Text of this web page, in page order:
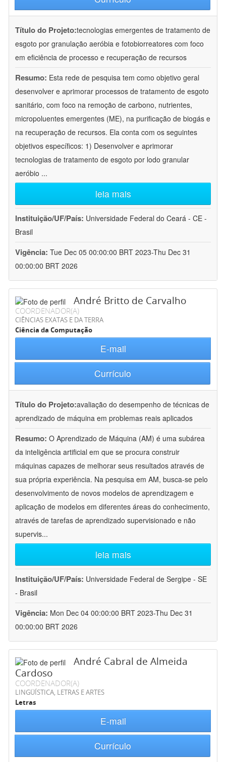
Título do Projeto:tecnologias emergentes de tratamento de
esgoto por granulação aeróbia e fotobiorreatores com foco
em eficiência de processo e recuperação de recursos
Resumo: Esta rede de pesquisa tem como objetivo geral
desenvolver e aprimorar processos de tratamento de esgoto
sanitário, com foco na remoção de carbono, nutrientes,
micropoluentes emergentes (ME), na purificação de biogás e
na recuperação de recursos. Ela conta com os seguintes
objetivos específicos: 1) Desenvolver e aprimorar
tecnologias de tratamento de esgoto por lodo granular
aeróbio ...
leia mais
Instituição/UF/País: Universidade Federal do Ceará - CE -
Brasil
Vigência: Tue Dec 05 00:00:00 BRT 2023-Thu Dec 31
00:00:00 BRT 2026
André Britto de Carvalho
COORDENADOR(A)
CIÊNCIAS EXATAS E DA TERRA
Ciência da Computação
E-mail
Currículo
Título do Projeto:avaliação do desempenho de técnicas de
aprendizado de máquina em problemas reais aplicados
Resumo: O Aprendizado de Máquina (AM) é uma subárea
da inteligência artificial em que se procura construir
máquinas capazes de melhorar seus resultados através de
sua própria experiência. Na pesquisa em AM, busca-se pelo
desenvolvimento de novos modelos de aprendizagem e
aplicação de modelos em diferentes áreas do conhecimento,
através de tarefas de aprendizado supervisionado e não
supervis...
leia mais
Instituição/UF/País: Universidade Federal de Sergipe - SE
- Brasil
Vigência: Mon Dec 04 00:00:00 BRT 2023-Thu Dec 31
00:00:00 BRT 2026
André Cabral de Almeida
Cardoso
COORDENADOR(A)
LINGÜÍSTICA, LETRAS E ARTES
Letras
E-mail
Currículo